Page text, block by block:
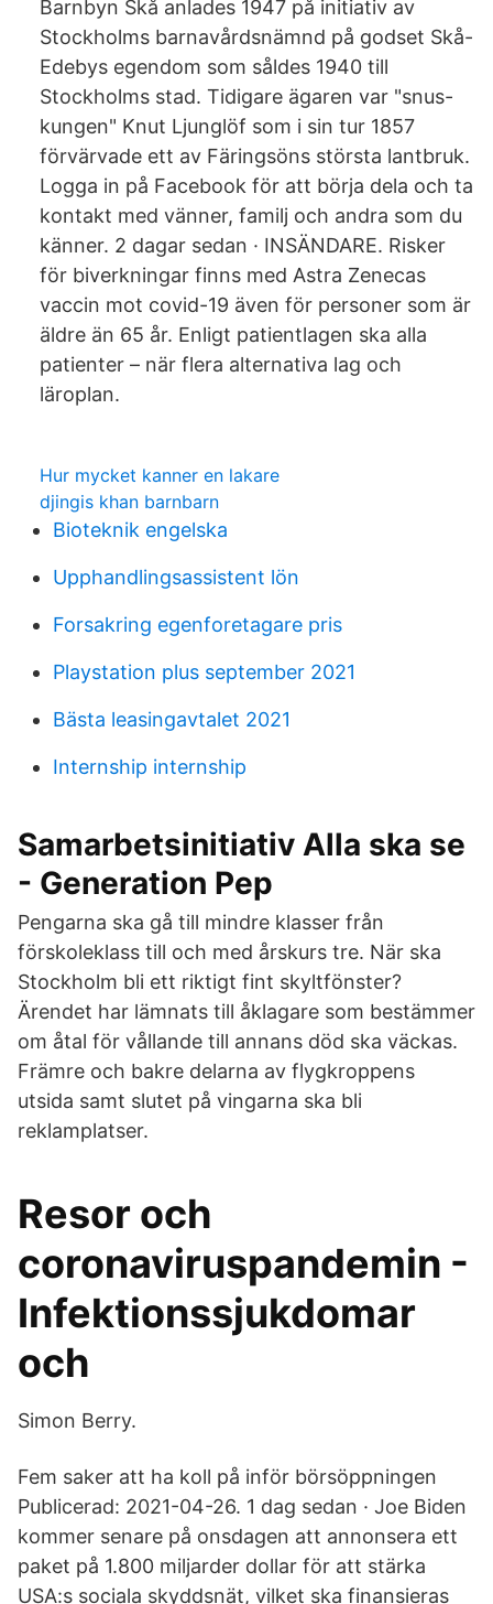
Barnbyn Skå anlades 1947 på initiativ av
Stockholms barnavårdsnämnd på godset Skå-
Edebys egendom som såldes 1940 till
Stockholms stad. Tidigare ägaren var "snus-
kungen" Knut Ljunglöf som i sin tur 1857
förvärvade ett av Färingsöns största lantbruk.
Logga in på Facebook för att börja dela och ta
kontakt med vänner, familj och andra som du
känner. 2 dagar sedan · INSÄNDARE. Risker
för biverkningar finns med Astra Zenecas
vaccin mot covid-19 även för personer som är
äldre än 65 år. Enligt patientlagen ska alla
patienter – när flera alternativa lag och
läroplan.
Hur mycket kanner en lakare
djingis khan barnbarn
Bioteknik engelska
Upphandlingsassistent lön
Forsakring egenforetagare pris
Playstation plus september 2021
Bästa leasingavtalet 2021
Internship internship
Samarbetsinitiativ Alla ska se
- Generation Pep
Pengarna ska gå till mindre klasser från
förskoleklass till och med årskurs tre. När ska
Stockholm bli ett riktigt fint skyltfönster?
Ärendet har lämnats till åklagare som bestämmer
om åtal för vållande till annans död ska väckas.
Främre och bakre delarna av flygkroppens
utsida samt slutet på vingarna ska bli
reklamplatser.
Resor och
coronaviruspandemin -
Infektionssjukdomar
och
Simon Berry.
Fem saker att ha koll på inför börsöppningen
Publicerad: 2021-04-26. 1 dag sedan · Joe Biden
kommer senare på onsdagen att annonsera ett
paket på 1.800 miljarder dollar för att stärka
USA:s sociala skyddsnät, vilket ska finansieras